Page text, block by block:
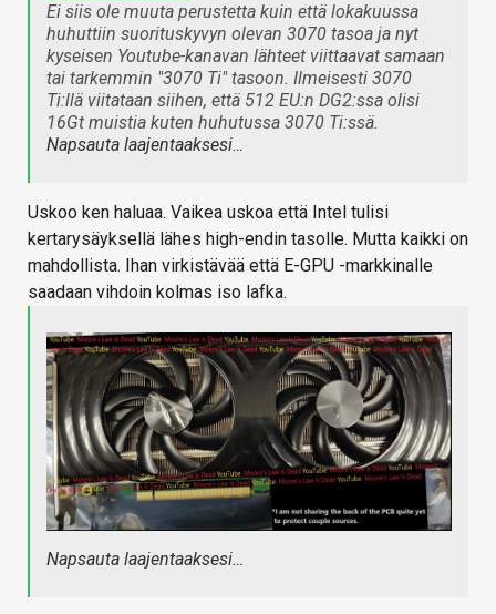
Ei siis ole muuta perustetta kuin että lokakuussa
huhuttiin suorituskyvyn olevan 3070 tasoa ja nyt
kyseisen Youtube-kanavan lähteet viittaavat samaan
tai tarkemmin "3070 Ti" tasoon. Ilmeisesti 3070
Ti:llä viitataan siihen, että 512 EU:n DG2:ssa olisi
16Gt muistia kuten huhutussa 3070 Ti:ssä.
Napsauta laajentaaksesi…
Uskoo ken haluaa. Vaikea uskoa että Intel tulisi
kertarysäyksellä lähes high-endin tasolle. Mutta kaikki on
mahdollista. Ihan virkistävää että E-GPU -markkinalle
saadaan vihdoin kolmas iso lafka.
Napsauta laajentaaksesi…